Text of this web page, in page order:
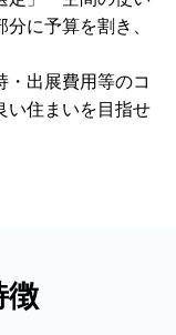
に予算を割き、
・出展費用等のコ
い住まいを目指せ
徴